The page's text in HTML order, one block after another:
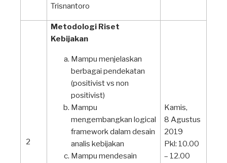
Trisnantoro
2
Metodologi Riset
Kebijakan
Mampu menjelaskan
berbagai pendekatan
(positivist vs non
positivist)
Mampu
mengembangkan logical
framework dalam desain
analis kebijakan
Mampu mendesain
Kamis,
8 Agustus
2019
Pkl: 10.00
– 12.00